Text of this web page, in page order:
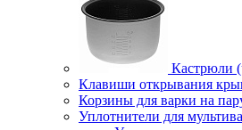
Кастрюли
Клавиши открывания
Корзины для варки на
Уплотнители для